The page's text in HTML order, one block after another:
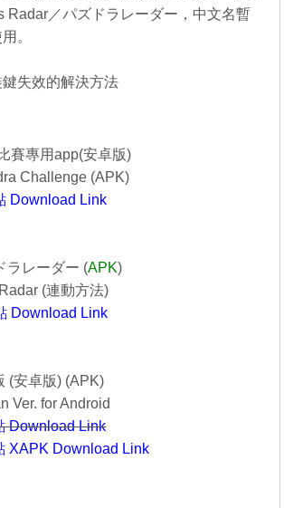
Radar／パズドラレーダー，中文名暫
。
鍵失效的解決方法
賽專用app(安卓版)
Challenge (APK)
Download Link
ラレーダー (APK)
(連動方法)
Download Link
(安卓版) (APK)
Ver. for Android
Download Link
XAPK Download Link